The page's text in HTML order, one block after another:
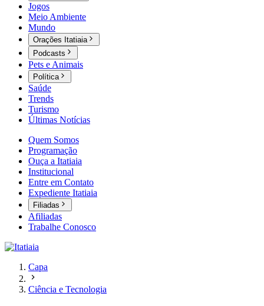
Jogos
Meio Ambiente
Mundo
Orações Itatiaia
Podcasts
Pets e Animais
Política
Saúde
Trends
Turismo
Últimas Notícias
Quem Somos
Programação
Ouça a Itatiaia
Institucional
Entre em Contato
Expediente Itatiaia
Filiadas
Afiliadas
Trabalhe Conosco
Capa
Ciência e Tecnologia